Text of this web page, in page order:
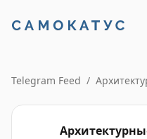
Telegram Feed /